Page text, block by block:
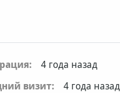
4 года назад
визит:
4 года назад